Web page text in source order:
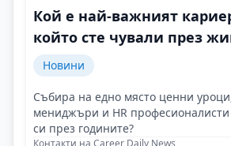
Кой е най-важният
който сте чували през
Новини
Събира на едно място ценни
мениджъри и HR професионалисти
си през годините?